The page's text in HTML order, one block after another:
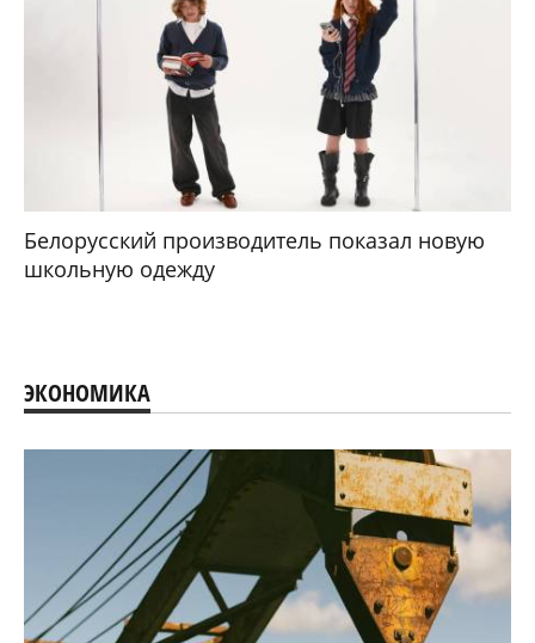
Белорусский производитель показал новую
школьную одежду
ЭКОНОМИКА